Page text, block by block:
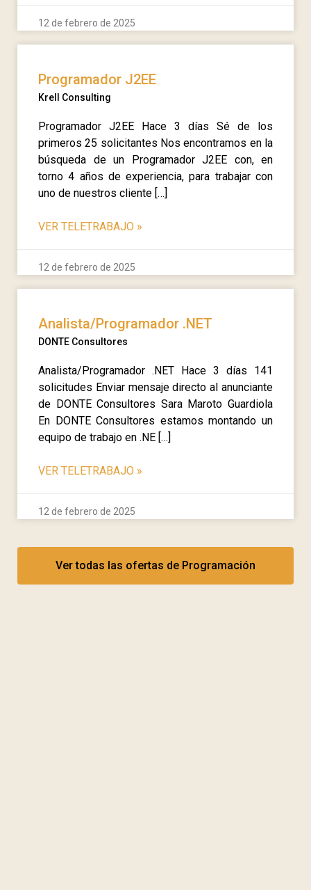
12 de febrero de 2025
Programador J2EE
Krell Consulting
Programador J2EE Hace 3 días Sé de los
primeros 25 solicitantes Nos encontramos en la
búsqueda de un Programador J2EE con, en
torno 4 años de experiencia, para trabajar con
uno de nuestros cliente […]
VER TELETRABAJO »
12 de febrero de 2025
Analista/Programador .NET
DONTE Consultores
Analista/Programador .NET Hace 3 días 141
solicitudes Enviar mensaje directo al anunciante
de DONTE Consultores Sara Maroto Guardiola
En DONTE Consultores estamos montando un
equipo de trabajo en .NE […]
VER TELETRABAJO »
12 de febrero de 2025
Ver todas las ofertas de Programación